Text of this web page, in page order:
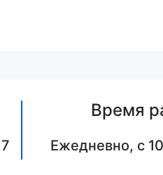
Время
Ежедневно, с